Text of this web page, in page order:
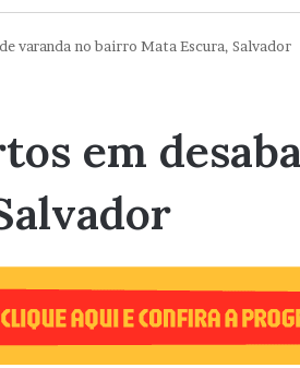
varanda no bairro Mata Escura, Salvador
em